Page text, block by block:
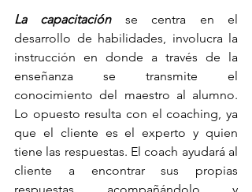
La capacitación se centra en el
desarrollo de habilidades, involucra la
instrucción en donde a través de la
enseñanza se transmite el
conocimiento del maestro al alumno.
Lo opuesto resulta con el coaching, ya
que el cliente es el experto y quien
tiene las respuestas. El coach ayudará al
cliente a encontrar sus propias